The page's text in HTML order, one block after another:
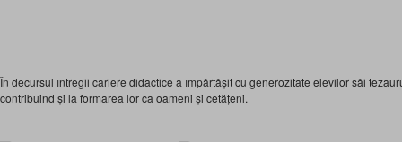
În decursul întregii cariere didactice a împărtășit cu generozitate elevilor săi
contribuind și la formarea lor ca oameni și cetățeni.